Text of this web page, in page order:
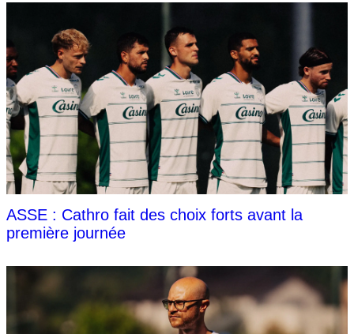
ASSE : Cathro fait des choix forts avant la
première journée